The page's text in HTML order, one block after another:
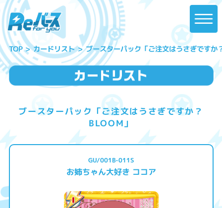
TOP カードリスト ブースターパック「ご注文はうさぎですか
ブースターパック「ご注文はうさぎですか？
BLOOM」
GU/001B-011S
お姉ちゃん大好き ココア